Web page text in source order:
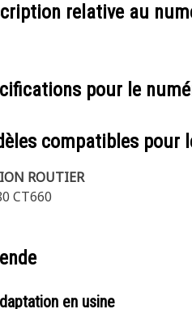
relative au
pour le
compatibles pour
ROUTIER
CT660
en usine